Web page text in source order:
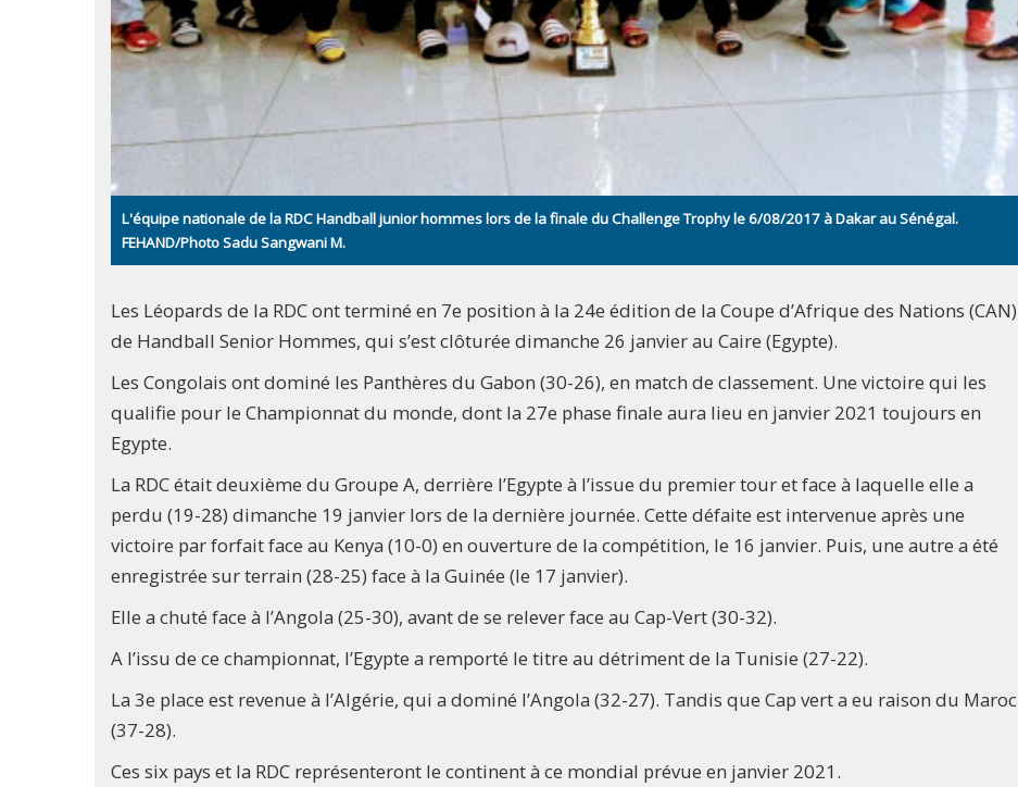
L'équipe nationale de la RDC Handball junior hommes lors de la finale du Challenge Trophy le 6/08/2017 à Dakar au Sénégal.
FEHAND/Photo Sadu Sangwani M.
Les Léopards de la RDC ont terminé en 7e position à la 24e édition de la Coupe d’Afrique des Nations (CAN)
de Handball Senior Hommes, qui s’est clôturée dimanche 26 janvier au Caire (Egypte).
Les Congolais ont dominé les Panthères du Gabon (30-26), en match de classement. Une victoire qui les
qualifie pour le Championnat du monde, dont la 27e phase finale aura lieu en janvier 2021 toujours en
Egypte.
La RDC était deuxième du Groupe A, derrière l’Egypte à l’issue du premier tour et face à laquelle elle a
perdu (19-28) dimanche 19 janvier lors de la dernière journée. Cette défaite est intervenue après une
victoire par forfait face au Kenya (10-0) en ouverture de la compétition, le 16 janvier. Puis, une autre a été
enregistrée sur terrain (28-25) face à la Guinée (le 17 janvier).
Elle a chuté face à l’Angola (25-30), avant de se relever face au Cap-Vert (30-32).
A l’issu de ce championnat, l’Egypte a remporté le titre au détriment de la Tunisie (27-22).
La 3e place est revenue à l’Algérie, qui a dominé l’Angola (32-27). Tandis que Cap vert a eu raison du Maroc
(37-28).
Ces six pays et la RDC représenteront le continent à ce mondial prévue en janvier 2021.